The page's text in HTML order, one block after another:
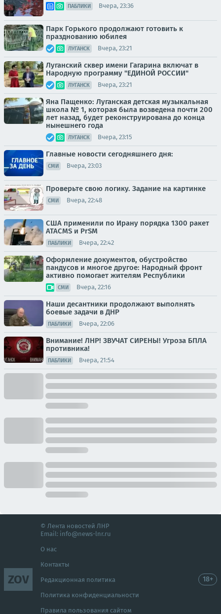
ПАБЛИКИ Вчера, 23:36
Парк Горького продолжают готовить к
празднованию юбилея
ЛУГАНСК Вчера, 23:21
Луганский сквер имени Гагарина включат в
Народную программу "ЕДИНОЙ РОССИИ"
ЛУГАНСК Вчера, 23:21
Яна Пащенко: Луганская детская музыкальная
школа № 1, которая была возведена почти 200
лет назад, будет реконструирована до конца
нынешнего года
ЛУГАНСК Вчера, 23:15
Главные новости сегодняшнего дня:
СМИ Вчера, 23:03
Проверьте свою логику. Задание на картинке
СМИ Вчера, 22:48
США применили по Ирану порядка 1300 ракет
ATACMS и PrSM
ПАБЛИКИ Вчера, 22:42
Оформление документов, обустройство
пандусов и многое другое: Народный фронт
активно помогает жителям Республики
СМИ Вчера, 22:16
Наши десантники продолжают выполнять
боевые задачи в ДНР
ПАБЛИКИ Вчера, 22:06
Внимание! ЛНР! ЗВУЧАТ СИРЕНЫ! Угроза БПЛА
противника!
ПАБЛИКИ Вчера, 21:54
ZOV
© Лента новостей ЛНР
Email: info@news-lnr.ru
О нас
Контакты
Редакционная политика
Политика конфиденциальности
Правила пользования сайтом
18+